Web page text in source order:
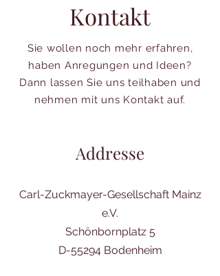
Kontakt
Sie wollen noch mehr erfahren,
haben Anregungen und Ideen?
Dann lassen Sie uns teilhaben und
nehmen mit uns Kontakt auf.
Addresse
Carl-Zuckmayer-Gesellschaft Mainz
e.V.
Schönbornplatz 5
D-55294 Bodenheim